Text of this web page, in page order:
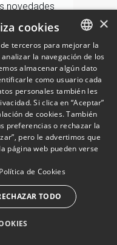
novedades
Step
SPANISH
ENGLISH
PORTUGUESE
×
cookies
terceros para mejorar la
la navegación de los
almacenar algún dato
como usuario cada
personales también les
Si clica en “Aceptar”
de cookies. También
preferencias o rechazar la
pero le advertimos que
página web pueden verse
Política de Cookies
TODO